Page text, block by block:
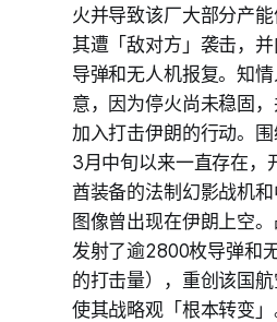
火并导致该厂大部分产
其遭「敌对方」袭击，
导弹和无人机报复。知
意，因为停火尚未稳固
加入打击伊朗的行动。
3月中旬以来一直存在，
酋装备的法制幻影战机
图像曾出现在伊朗上空
发射了逾2800枚导弹和
的打击量），重创该国
使其战略观「根本转变